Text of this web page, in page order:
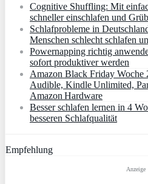
Cognitive Shuffling: Mit
schneller einschlafen und
Schlafprobleme in
Menschen schlecht schlafen
Powernapping richtig
sofort produktiver werden
Amazon Black Friday Woche
Audible, Kindle Unlimited,
Amazon Hardware
Besser schlafen lernen in 4
besseren Schlafqualität
Empfehlung
Anzeige